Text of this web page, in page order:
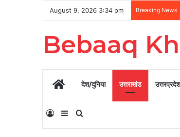
August 9, 2026 3:34 pm Breaking News
Bebaaq
Homeदेश/दुनिया उत्तराखंड उत्तरप्रदेश
Log InSidebarSearch for